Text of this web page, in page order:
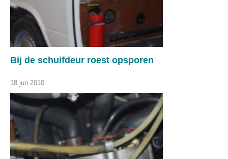
Bij de schuifdeur roest opsporen
18 jun 2010